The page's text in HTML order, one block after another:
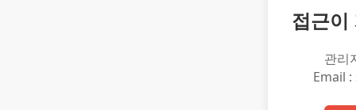
접근이
관리
Email